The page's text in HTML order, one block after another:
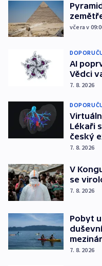
včera v
AI
Vědci
7. 8. 2026
Lékaři
český
7. 8. 2026
V
se
7. 8. 2026
Pobyt
7. 8. 2026